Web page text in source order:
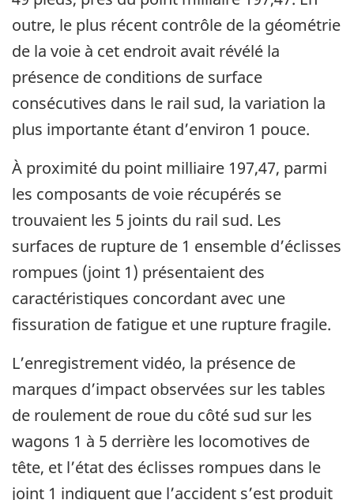
outre, le plus récent contrôle de la géométrie
de la voie à cet endroit avait révélé la
présence de conditions de surface
consécutives dans le rail sud, la variation la
plus importante étant d’environ 1 pouce.
À proximité du point milliaire 197,47, parmi
les composants de voie récupérés se
trouvaient les 5 joints du rail sud. Les
surfaces de rupture de 1 ensemble d’éclisses
rompues (joint 1) présentaient des
caractéristiques concordant avec une
fissuration de fatigue et une rupture fragile.
L’enregistrement vidéo, la présence de
marques d’impact observées sur les tables
de roulement de roue du côté sud sur les
wagons 1 à 5 derrière les locomotives de
tête, et l’état des éclisses rompues dans le
joint 1 indiquent que l’accident s’est produit